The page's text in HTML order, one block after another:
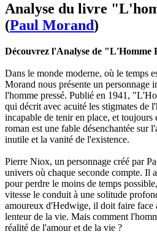
Analyse du livre
(Paul Morand)
Découvrez l'Analyse de "L'Homme
Dans le monde moderne, où le temps
Morand nous présente un personnage
l'homme pressé. Publié en 1941,
qui décrit avec acuité les stigmates de
incapable de tenir en place, et toujours
roman est une fable désenchantée sur
inutile et la vanité de l'existence.
Pierre Niox, un personnage créé par
univers où chaque seconde compte. Il
pour perdre le moins de temps
vitesse le conduit à une solitude
amoureux d'Hedwige, il doit faire face
lenteur de la vie. Mais comment
réalité de l'amour et de la vie ?